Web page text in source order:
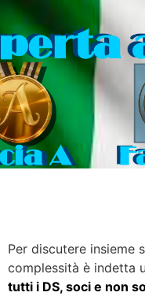
Per discutere insieme
complessità è indetta
tutti i DS, soci e non